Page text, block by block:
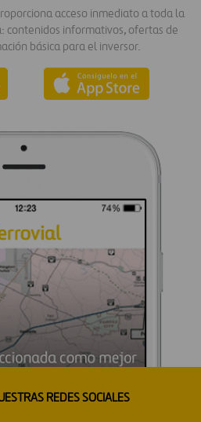
acceso inmediato a toda la
contenidos informativos, ofertas de
básica para el inversor.
REDES SOCIALES